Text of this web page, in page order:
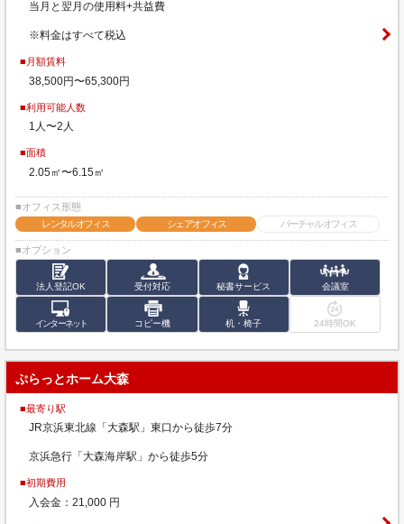
当月と翌月の使用料+共益費
※料金はすべて税込
■月額賃料
38,500円〜65,300円
■利用可能人数
1人〜2人
■面積
2.05㎡〜6.15㎡
■オフィス形態
レンタルオフィス
シェアオフィス バーチャルオフィス
■オプション
法人登記OK 受付対応 秘書サービス 会議室
インターネット コピー機 机・椅子 24時間OK
ぷらっとホーム大森
■最寄り駅
JR京浜東北線「大森駅」東口から徒歩7分
京浜急行「大森海岸駅」から徒歩5分
■初期費用
入会金：21,000 円